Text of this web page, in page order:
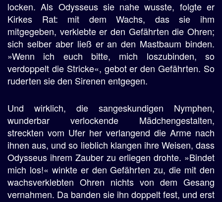
locken. Als Odysseus sie nahe wusste, folgte er
Kirkes Rat: mit dem Wachs, das sie ihm
mitgegeben, verklebte er den Gefährten die Ohren;
sich selber aber ließ er an den Mastbaum binden.
»Wenn ich euch bitte, mich loszubinden, so
verdoppelt die Stricke«, gebot er den Gefährten. So
ruderten sie den Sirenen entgegen.
Und wirklich, die sangeskundigen Nymphen,
wunderbar verlockende Mädchengestalten,
streckten vom Ufer her verlangend die Arme nach
ihnen aus, und so lieblich klangen ihre Weisen, dass
Odysseus ihrem Zauber zu erliegen drohte. »Bindet
mich los!« winkte er den Gefährten zu, die mit den
wachsverklebten Ohren nichts von dem Gesang
vernahmen. Da banden sie ihn doppelt fest, und erst